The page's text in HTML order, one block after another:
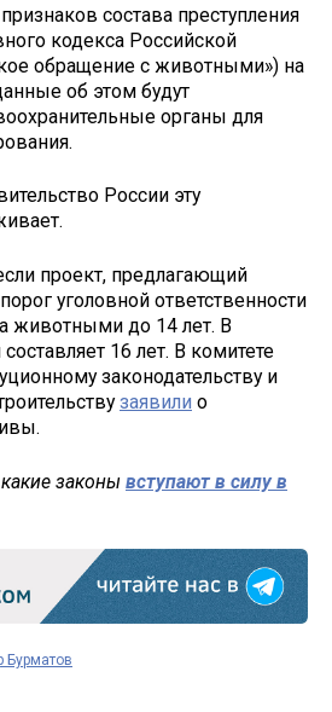
состава преступления
кодекса Российской
обращение с животными») на
об этом будут
органы для
России эту
проект, предлагающий
уголовной ответственности
животными до 14 лет. В
16 лет. В комитете
законодательству и
заявили о
законы вступают в силу в
Бурматов